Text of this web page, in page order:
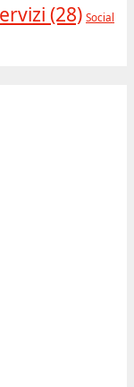
(28) Social